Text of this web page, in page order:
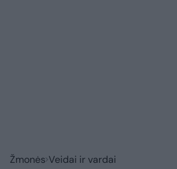
Žmonės Veidai ir vardai